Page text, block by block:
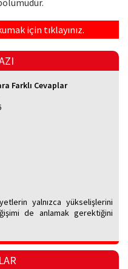
için tıklayınız.
Farklı Cevaplar
yalnızca yükselişlerini
de anlamak gerektiğini